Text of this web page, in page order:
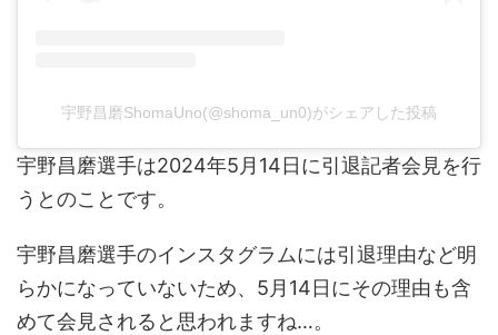
宇野昌磨ShomaUno(@shoma_un0)がシェアした投稿
宇野昌磨選手は2024年5月14日に引退記者会見を行
うとのことです。
宇野昌磨選手のインスタグラムには引退理由など明
らかになっていないため、5月14日にその理由も含
めて会見されると思われますね…。